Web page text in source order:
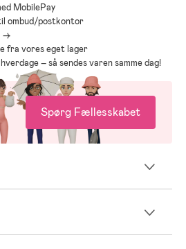
MobilePay
ombud/postkontor
>
fra vores eget lager
– så sendes varen samme dag!
Spørg Fællesskabet